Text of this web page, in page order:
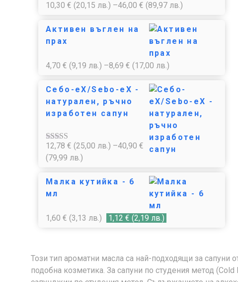
10,30 € (20,15 лв.) –46,00 € (89,97 лв.)
Активен въглен на
прах
4,70 € (9,19 лв.) –8,69 € (17,00 лв.)
Себо-еХ/Sebo-eX -
натурален, ръчно
изработен сапун
Оценено с
4.85от 5
12,78 € (25,00 лв.) –40,90 €
(79,99 лв.)
Малка кутийка - 6
мл
1,60 € (3,13 лв.) 1,12 € (2,19 лв.)
Този тип ароматни масла са най-подходящи за сапуни
подобна козметика. За сапуни по студения метод